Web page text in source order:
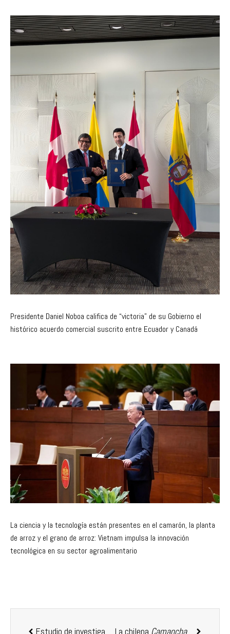
Presidente Daniel Noboa califica de “victoria” de su Gobierno el
histórico acuerdo comercial suscrito entre Ecuador y Canadá
La ciencia y la tecnología están presentes en el camarón, la planta
de arroz y el grano de arroz: Vietnam impulsa la innovación
tecnológica en su sector agroalimentario
La chilena Camanchaca , primera